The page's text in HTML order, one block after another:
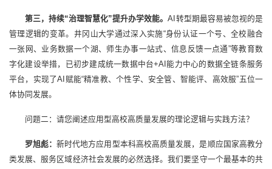
第三，持续“治理智慧化”提升办学效能。AI转型期最容易被忽视的是
管理逻辑的变革。井冈山大学通过深入实施“身份认证一个号、全校融合
一张网、业务数据一个湖、师生办事一站式、信息反馈一点通”等教育数
字化建设举措，已初步建成统一数据中台+AI能力中心的数据全链条服务
平台，实现了AI赋能“精准教、个性学、安全管、智能评、高效服”五位一
体协同发展。
问题二：请您阐述应用型高校高质量发展的理论逻辑与实践方法？
罗旭彪： 新时代地方应用型本科高校高质量发展，是顺应国家高教分
类发展、服务区域经济社会发展的必然选择。我们要坚守一个最基本的共